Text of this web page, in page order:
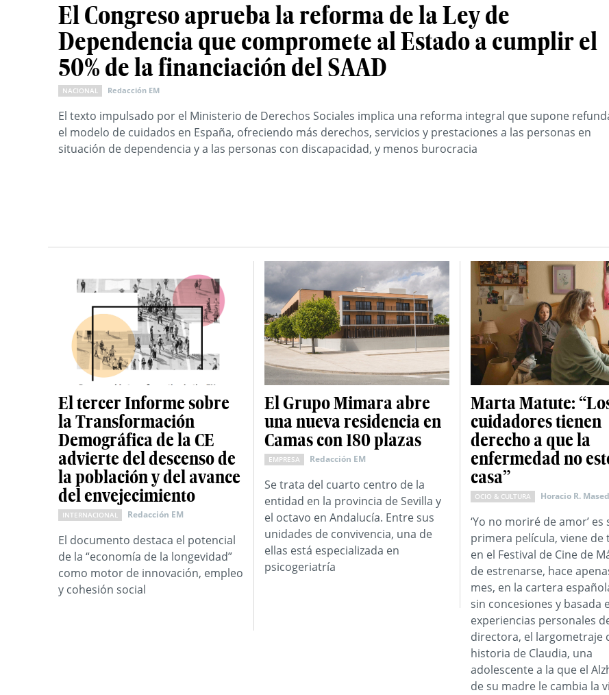
El Congreso aprueba la reforma de la Ley de
Dependencia que compromete al Estado a cumplir el
50% de la financiación del SAAD
NACIONAL Redacción EM
El texto impulsado por el Ministerio de Derechos Sociales implica una reforma integral que supone
el modelo de cuidados en España, ofreciendo más derechos, servicios y prestaciones a las personas en
situación de dependencia y a las personas con discapacidad, y menos burocracia
El tercer Informe sobre
la Transformación
Demográfica de la CE
advierte del descenso de
la población y del avance
del envejecimiento
INTERNACIONAL Redacción EM
El documento destaca el potencial
de la “economía de la longevidad”
como motor de innovación, empleo
y cohesión social
El Grupo Mimara abre
una nueva residencia en
Camas con 180 plazas
EMPRESA Redacción EM
Se trata del cuarto centro de la
entidad en la provincia de Sevilla y
el octavo en Andalucía. Entre sus
unidades de convivencia, una de
ellas está especializada en
psicogeriatría
Marta Matute:
cuidadores tienen
derecho a que la
enfermedad no
casa”
OCIO & CULTURA Horacio R.
‘Yo no moriré de amor’ es
primera película, viene
en el Festival de Cine de
de estrenarse, hace
mes, en la cartera
sin concesiones y basada
experiencias personales
directora, el largometraje
historia de Claudia, una
adolescente a la que el
de su madre le cambia la